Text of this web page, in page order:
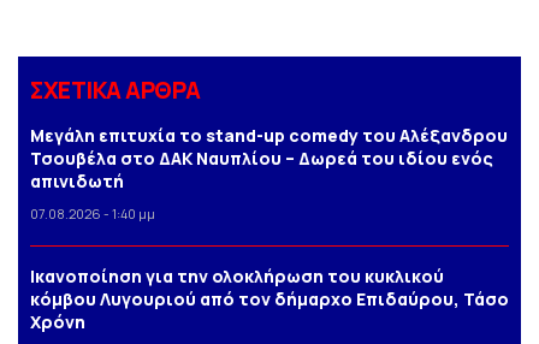
ΣΧΕΤΙΚΑ ΑΡΘΡΑ
Μεγάλη επιτυχία το stand-up comedy του Αλέξανδρου
Τσουβέλα στο ΔΑΚ Ναυπλίου – Δωρεά του ιδίου ενός
απινιδωτή
07.08.2026 - 1:40 μμ
Iκανοποίηση για την ολοκλήρωση του κυκλικού
κόμβου Λυγουριού από τον δήμαρχο Επιδαύρου, Τάσο
Χρόνη